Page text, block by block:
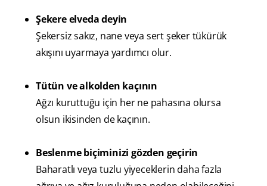
Şekere elveda deyin
Şekersiz sakız, nane veya sert şeker tükürük
akışını uyarmaya yardımcı olur.
Tütün ve alkolden kaçının
Ağzı kuruttuğu için her ne pahasına olursa
olsun ikisinden de kaçının.
Beslenme biçiminizi gözden geçirin
Baharatlı veya tuzlu yiyeceklerin daha fazla